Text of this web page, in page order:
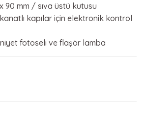
90 mm / sıva üstü kutusu
kanatlı kapılar için elektronik kontrol
fotoseli ve flaşör lamba